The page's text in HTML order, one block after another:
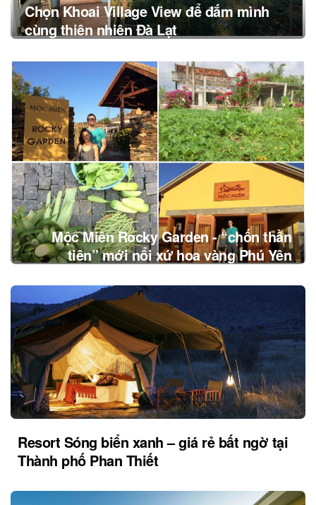
Chọn Khoai Village View để đắm mình
cùng thiên nhiên Đà Lạt
Mộc Miên Rocky Garden - “chốn thần
tiên” mới nổi xứ hoa vàng Phú Yên
Resort Sóng biển xanh – giá rẻ bất ngờ tại
Thành phố Phan Thiết